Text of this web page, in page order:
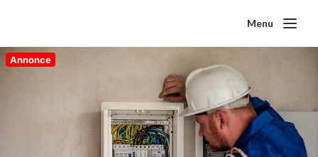
Menu
Annonce